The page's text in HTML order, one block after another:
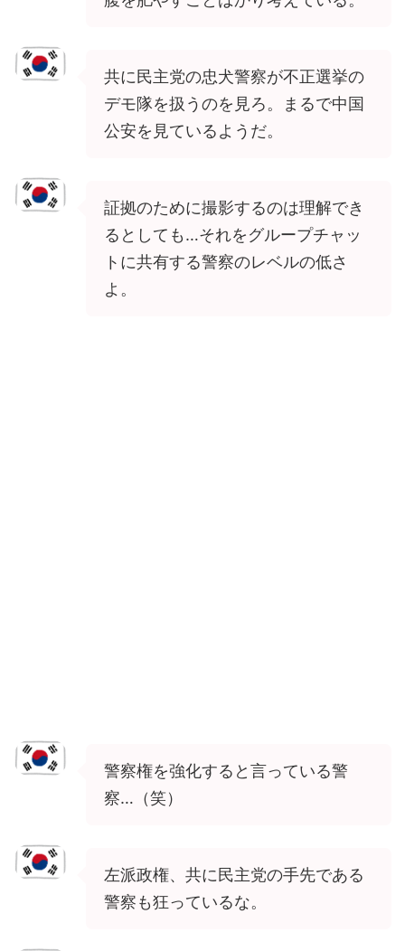
共に民主党の忠犬警察が不正選挙の
デモ隊を扱うのを見ろ。まるで中国
公安を見ているようだ。
証拠のために撮影するのは理解でき
るとしても…それをグループチャッ
トに共有する警察のレベルの低さ
よ。
警察権を強化すると言っている警
察…（笑）
左派政権、共に民主党の手先である
警察も狂っているな。